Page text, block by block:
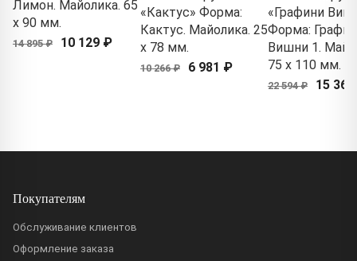
Лимон. Майолика. 65
x 90 мм.
14 895 ₽ 10 129 ₽
«Кактус» Форма:
Кактус. Майолика. 25
x 78 мм.
10 266 ₽ 6 981 ₽
«Графини
Форма:
Вишни 1.
75 x 110 мм.
22 594 ₽ 15
Покупателям
Обслуживание клиентов
Оформление заказа